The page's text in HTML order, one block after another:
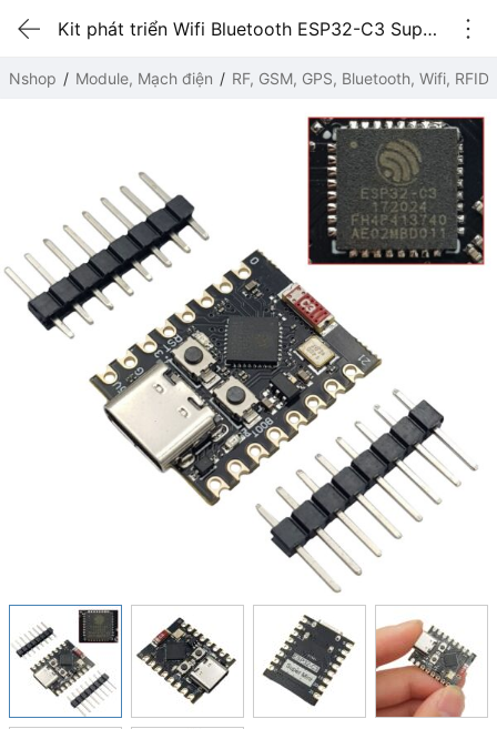
Kit phát triển Wifi Bluetooth ESP32-C3 Super Mini
Nshop Module, Mạch điện RF, GSM, GPS, Bluetooth, Wifi, RFID